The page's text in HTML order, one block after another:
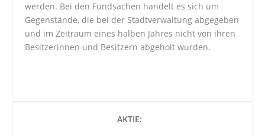
werden. Bei den Fundsachen handelt es sich um
Gegenstände, die bei der Stadtverwaltung abgegeben
und im Zeitraum eines halben Jahres nicht von ihren
Besitzerinnen und Besitzern abgeholt wurden.
AKTIE: